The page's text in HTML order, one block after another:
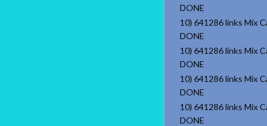
DONE
10) 641286 links Mix
DONE
10) 641286 links Mix
DONE
10) 641286 links Mix
DONE
10) 641286 links Mix
DONE